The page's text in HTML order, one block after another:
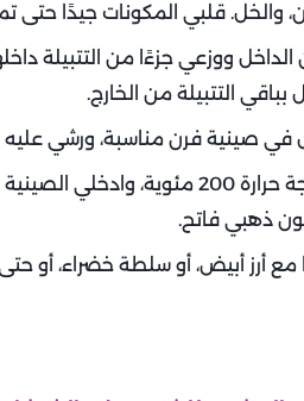
والخل. قلبي المكونات جيدًا حتى
ووزعي جزءًا من التتبيلة
التتبيلة من الخارج.
صينية فرن مناسبة، ورشي عليه
ذهبي فاتح.
أرز أبيض، أو سلطة خضراء،